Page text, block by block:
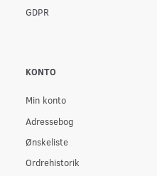
GDPR
KONTO
Min konto
Adressebog
Ønskeliste
Ordrehistorik